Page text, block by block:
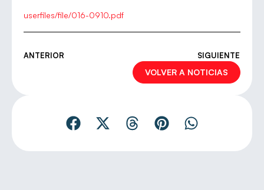
userfiles/file/016-0910.pdf
ANTERIOR SIGUIENTE
VOLVER A NOTICIAS